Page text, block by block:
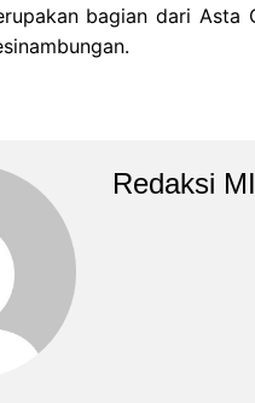
bagian dari Asta
Redaksi